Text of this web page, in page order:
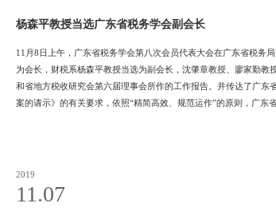
杨森平教授当选广东省税务学会副会长
11月8日上午，广东省税务学会第八次会员代表大会在广东省税务
为会长，财税系杨森平教授当选为副会长，沈肇章教授、廖家勤
和省地方税收研究会第六届理事会所作的工作报告。并传达了广东
案的请示》的有关要求，依照“精简高效、规范运作”的原则，广东
2019
11.07